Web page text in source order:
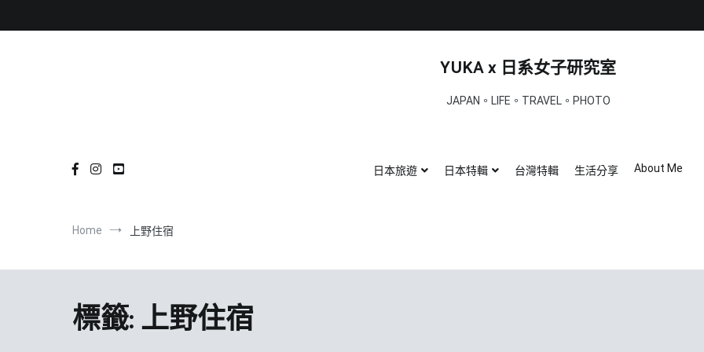
YUKA x 日系女子研究室
JAPAN。LIFE。TRAVEL。PHOTO
日本旅遊 日本特輯 台灣特輯 生活分享 About Me
Home 上野住宿
標籤:上野住宿